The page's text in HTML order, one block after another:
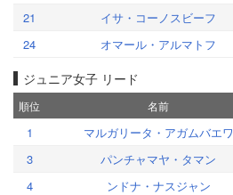
21
イサ・コーノスビーフ
24
オマール・アルマトフ
ジュニア女子 リード
順位 名前
1 マルガリータ・アガムバエワ
3
パンチャマヤ・タマン
4
ンドナ・ナスジャン